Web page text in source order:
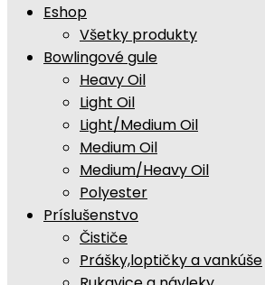
Eshop
Všetky produkty
Bowlingové gule
Heavy Oil
Light Oil
Light/Medium Oil
Medium Oil
Medium/Heavy Oil
Polyester
Príslušenstvo
Čističe
Prášky,loptičky a vankúše